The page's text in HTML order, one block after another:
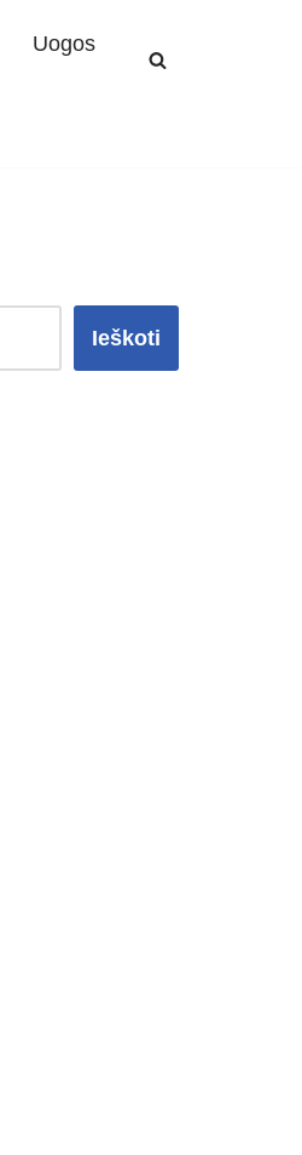
Uogos
Ieškoti